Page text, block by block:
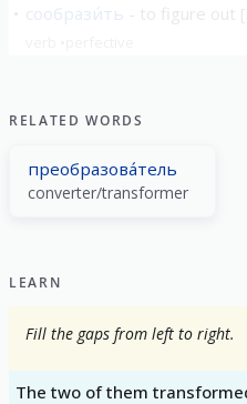
сообрази́ть
RELATED WORDS
преобразова́тель
converter/transformer
LEARN
Fill the gaps from left to right.
The two of them